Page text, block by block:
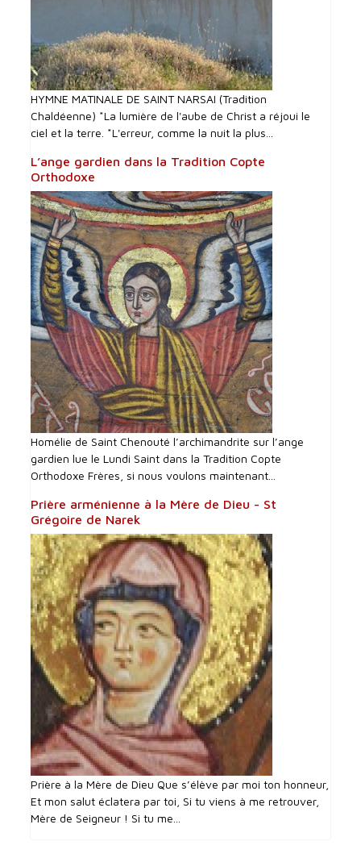
HYMNE MATINALE DE SAINT NARSAI (Tradition
Chaldéenne) *La lumière de l'aube de Christ a réjoui le
ciel et la terre. *L'erreur, comme la nuit la plus...
L’ange gardien dans la Tradition Copte
Orthodoxe
Homélie de Saint Chenouté l’archimandrite sur l’ange
gardien lue le Lundi Saint dans la Tradition Copte
Orthodoxe Frères, si nous voulons maintenant...
Prière arménienne à la Mère de Dieu - St
Grégoire de Narek
Prière à la Mère de Dieu Que s’élève par moi ton honneur,
Et mon salut éclatera par toi, Si tu viens à me retrouver,
Mère de Seigneur ! Si tu me...